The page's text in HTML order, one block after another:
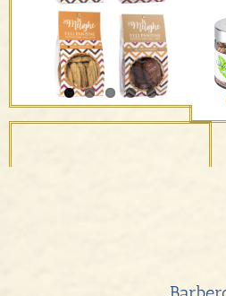
Panzini
Barbero